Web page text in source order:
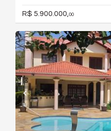
R$ 5.900.000, 00